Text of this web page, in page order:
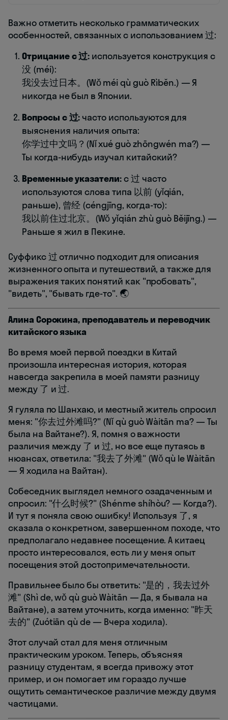
Важно отметить несколько грамматических
особенностей, связанных с использованием 过:
Отрицание с 过: используется конструкция с
没 (méi):
我没去过日本。(Wǒ méi qù guò Rìběn.) — Я
никогда не был в Японии.
Вопросы с 过: часто используются для
выяснения наличия опыта:
你学过中文吗？(Nǐ xué guò zhōngwén ma?) —
Ты когда-нибудь изучал китайский?
Временные указатели:с 过 часто
используются слова типа 以前 (yǐqián,
раньше), 曾经 (céngjīng, когда-то):
我以前住过北京。(Wǒ yǐqián zhù guò Běijīng.) —
Раньше я жил в Пекине.
Суффикс 过 отлично подходит для описания
жизненного опыта и путешествий, а также для
выражения таких понятий как "пробовать",
"видеть", "бывать где-то". 🌏
Алина Сорокина, преподаватель и переводчик
китайского языка
Во время моей первой поездки в Китай
произошла интересная история, которая
навсегда закрепила в моей памяти разницу
между 了 и 过.
Я гуляла по Шанхаю, и местный житель спросил
меня: "你去过外滩吗?" (Nǐ qù guò Wàitān ma? — Ты
была на Вайтане?). Я, помня о важности
различия между 了 и 过, но все еще путаясь в
нюансах, ответила: "我去了外滩" (Wǒ qù le Wàitān
— Я ходила на Вайтан).
Собеседник выглядел немного озадаченным и
спросил: "什么时候?" (Shénme shíhòu? — Когда?).
И тут я поняла свою ошибку! Используя 了, я
сказала о конкретном, завершенном походе, что
предполагало недавнее посещение. А китаец
просто интересовался, есть ли у меня опыт
посещения этой достопримечательности.
Правильнее было бы ответить: "是的，我去过外
滩" (Shì de, wǒ qù guò Wàitān — Да, я бывала на
Вайтане), а затем уточнить, когда именно: "昨天
去的" (Zuótiān qù de — Вчера ходила).
Этот случай стал для меня отличным
практическим уроком. Теперь, объясняя
разницу студентам, я всегда привожу этот
пример, и он помогает им гораздо лучше
ощутить семантическое различие между двумя
частицами.